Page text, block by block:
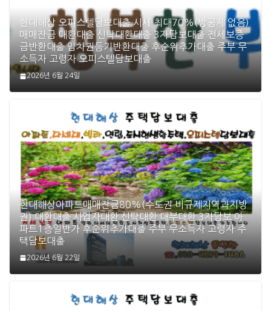
현대해상 오피스텔담보대출 시세 최대70%(방공제 없음)
매매잔금 대환대출 신탁대환대출 3자담보대출 전세보증
금반환대출 임차권등기반환대출 후순위추가대출 주부 무
소득자 고령자 오피스텔담보대출
2026년 6월 24일
현대해상아파트매매잔금80%(수도권 비규제지역과지방
권) 대환대출 사업자대환 신탁대환 대부대환 3자담보 아
파트1층일반가 후순위추가대출 주부 무소득자 고령자 주
택담보대출
2026년 6월 22일